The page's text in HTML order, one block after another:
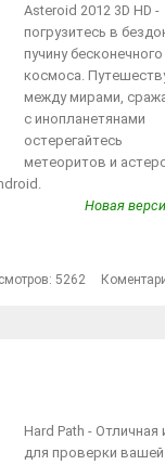
Asteroid 2012 3D HD -
погрузитесь в
пучину бесконечного
космоса.
между мирами,
с инопланетянами
остерегайтесь
метеоритов и
Новая
5262
Hard Path - Отличная
для проверки вашей